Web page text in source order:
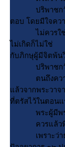
ปริพาชกวัจฉ
ตอบ โดยมีใจคว
ไม่ควรใช่คำว่
ไม่เกิดก็ไม่ใช่
กับภิกษุผู้มีจิตพ้น
ปริพาชกวัจ
ตนถึงความไ
ล้วจากพระวาจา
ที่ตรัสไว้ในตอน
พระผู้มีพระ
ควรแล้วที่ท่า
เพราะว่าธร